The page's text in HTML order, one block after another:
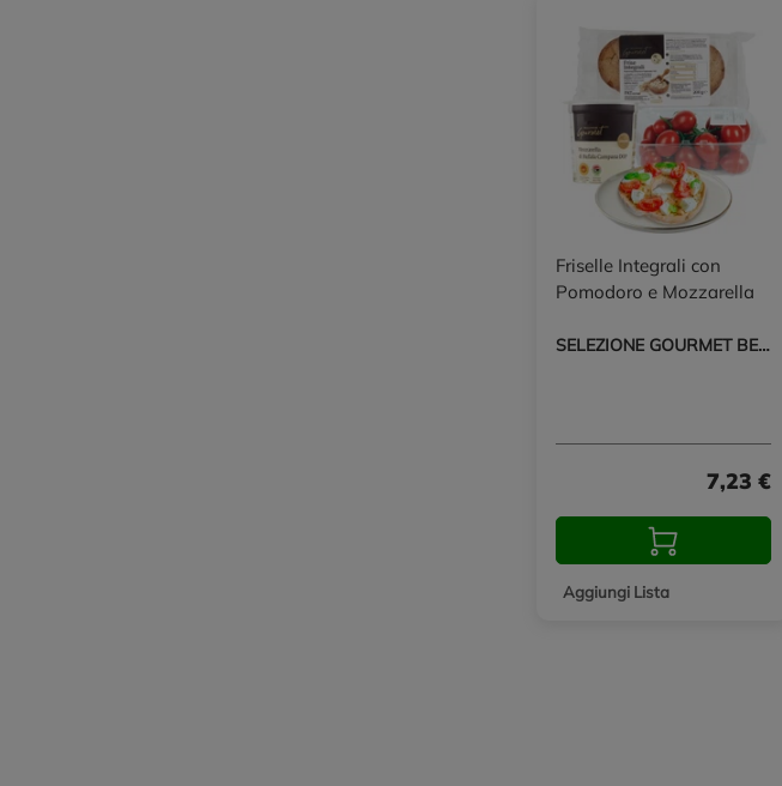
Friselle Integrali con
Pomodoro e Mozzarella
SELEZIONE GOURMET BENNET
7,23 €
Aggiungi Lista